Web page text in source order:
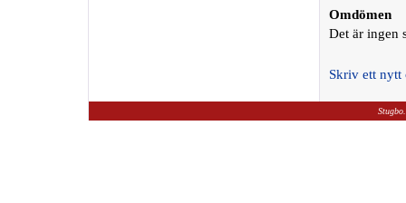
Omdömen
Det är ingen
Skriv ett nytt